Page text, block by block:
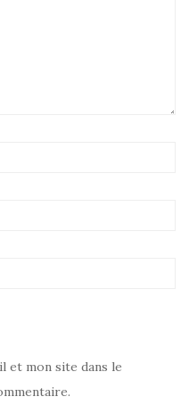
et mon site dans le